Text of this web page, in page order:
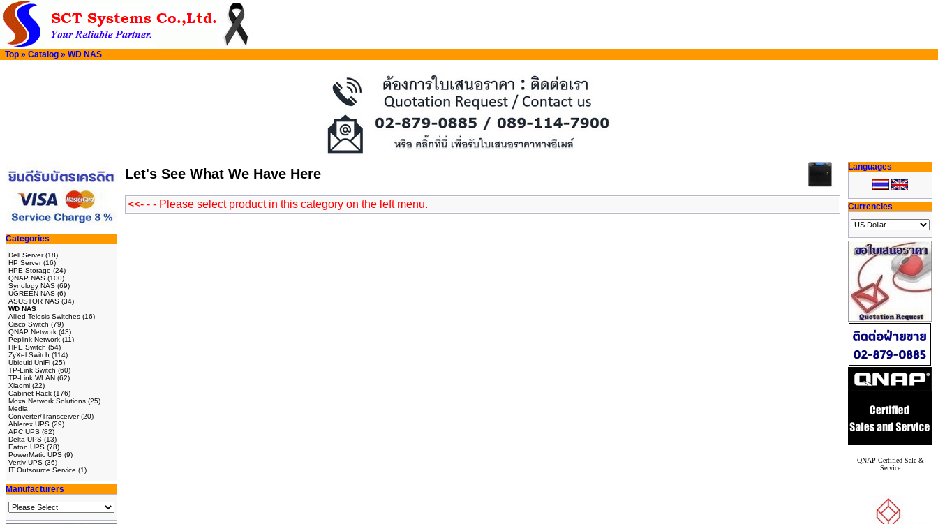
Top » Catalog » WD NAS
Categories
Dell Server(18)
HP Server(16)
HPE Storage (24)
QNAP NAS (100)
Synology NAS (69)
UGREEN NAS (6)
ASUSTOR NAS (34)
WD NAS
Allied Telesis Switches (16)
Cisco Switch (79)
QNAP Network (43)
Peplink Network (11)
HPE Switch (54)
ZyXel Switch (114)
Ubiquiti UniFi (25)
TP-Link Switch (60)
TP-Link WLAN (62)
Xiaomi (22)
Cabinet Rack (176)
Moxa Network Solutions (25)
Media
Converter/Transceiver(20)
Ablerex UPS (29)
APC UPS (82)
Delta UPS (13)
Eaton UPS (78)
PowerMatic UPS (9)
Vertiv UPS (36)
IT Outsource Service (1)
Manufacturers
Let's See What We Have Here
<<- - - Please select product in this category on the left menu.
Languages
Currencies
QNAP Certified Sale &
Service